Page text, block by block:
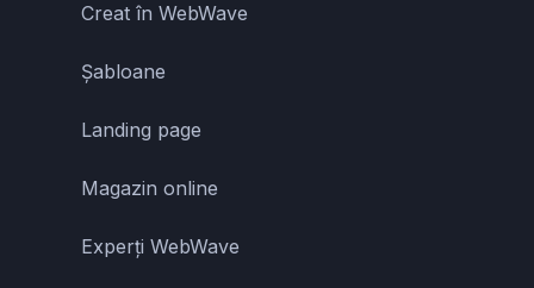
Creat în WebWave
Șabloane
Landing page
Magazin online
Experți WebWave